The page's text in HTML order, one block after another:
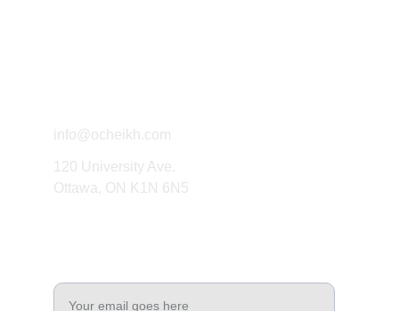
info@ocheikh.com
120 University Ave.
Ottawa, ON K1N 6N5